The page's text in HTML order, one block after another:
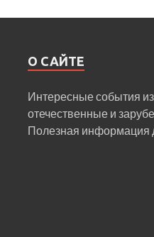
О САЙТЕ
Интересные события
отечественные и
Полезная информация